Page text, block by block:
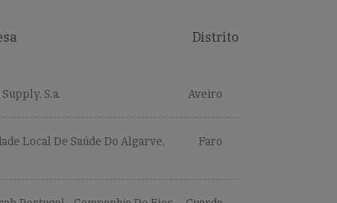
Distrito
S.a. Aveiro
Local De Saúde Do Algarve,
Faro